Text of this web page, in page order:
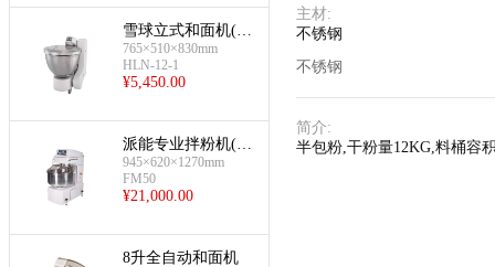
雪球立式和面机(12
L容量)
765×510×830mm
HLN-12-1
¥5,450.00
派能专业拌粉机(双
动双速50L容量)
945×620×1270mm
FM50
¥21,000.00
8升全自动和面机
主材:
不锈钢
不锈钢
简介:
半包粉,干粉量12KG,料桶容